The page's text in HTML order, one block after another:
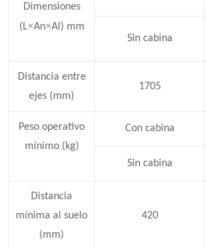
Dimensiones
(L×An×Al) mm
Sin cabina
Distancia entre
ejes (mm)
1705
Peso operativo
mínimo (kg)
Con cabina
Sin cabina
Distancia
mínima al suelo
(mm)
420